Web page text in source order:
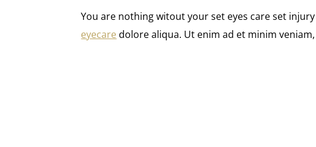
You are nothing witout your set eyes care set
eyecaredolore aliqua. Ut enim ad et minim